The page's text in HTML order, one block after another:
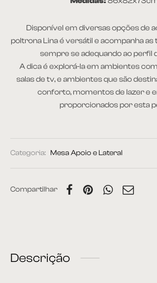
Disponível em diversas opções de
poltrona Lina é versátil e acompanha as
sempre se adequando ao perfil
A dica é explorá-la em ambientes
salas de tv, e ambientes que são
conforto, momentos de lazer e
proporcionados por esta
Categoria: Mesa Apoio e Lateral
Compartilhar
Descrição